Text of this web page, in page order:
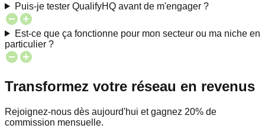
Puis-je tester QualifyHQ avant de m'engager ?
Est-ce que ça fonctionne pour mon secteur ou ma niche en
particulier ?
Transformez votre réseau en revenus
Rejoignez-nous dès aujourd'hui et gagnez 20% de
commission mensuelle.